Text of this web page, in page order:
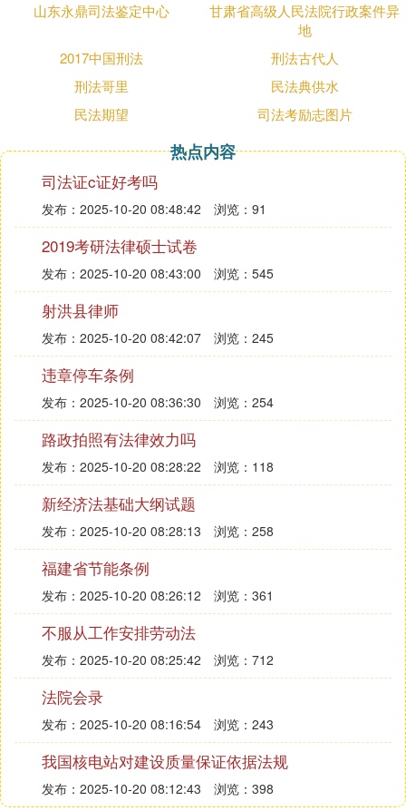
山东永鼎司法鉴定中心
甘肃省高级人民法院行政案件异
地
2017中国刑法
刑法古代人
刑法哥里
民法典供水
民法期望
司法考励志图片
热点内容
司法证c证好考吗
发布：2025-10-20 08:48:42 浏览：91
2019考研法律硕士试卷
发布：2025-10-20 08:43:00 浏览：545
射洪县律师
发布：2025-10-20 08:42:07 浏览：245
违章停车条例
发布：2025-10-20 08:36:30 浏览：254
路政拍照有法律效力吗
发布：2025-10-20 08:28:22 浏览：118
新经济法基础大纲试题
发布：2025-10-20 08:28:13 浏览：258
福建省节能条例
发布：2025-10-20 08:26:12 浏览：361
不服从工作安排劳动法
发布：2025-10-20 08:25:42 浏览：712
法院会录
发布：2025-10-20 08:16:54 浏览：243
我国核电站对建设质量保证依据法规
发布：2025-10-20 08:12:43 浏览：398